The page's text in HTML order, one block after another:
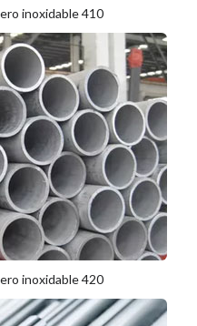
inoxidable 410
inoxidable 420